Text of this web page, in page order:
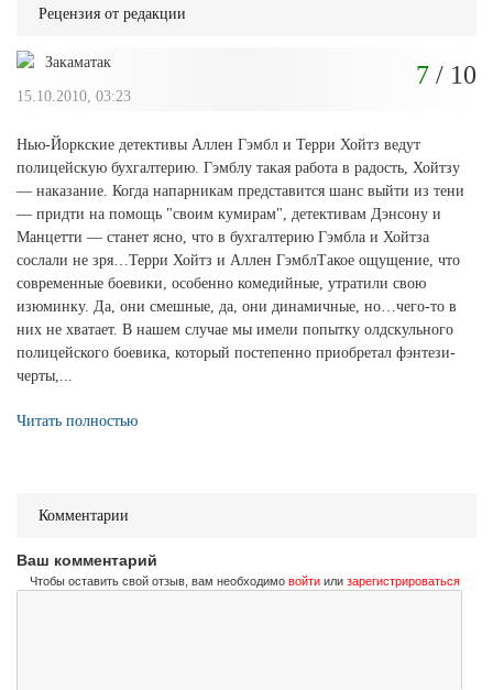
Рецензия от редакции
Закаматак
15.10.2010, 03:23
7 / 10
Нью-Йоркские детективы Аллен Гэмбл и Терри Хойтз ведут
полицейскую бухгалтерию. Гэмблу такая работа в радость, Хойтзу
— наказание. Когда напарникам представится шанс выйти из тени
— придти на помощь "своим кумирам", детективам Дэнсону и
Манцетти — станет ясно, что в бухгалтерию Гэмбла и Хойтза
сослали не зря…Терри Хойтз и Аллен ГэмблТакое ощущение, что
современные боевики, особенно комедийные, утратили свою
изюминку. Да, они смешные, да, они динамичные, но…чего-то в
них не хватает. В нашем случае мы имели попытку олдскульного
полицейского боевика, который постепенно приобретал фэнтези-
черты,...
Читать полностью
Комментарии
Ваш комментарий
Чтобы оставить свой отзыв, вам необходимо войти или зарегистрироваться